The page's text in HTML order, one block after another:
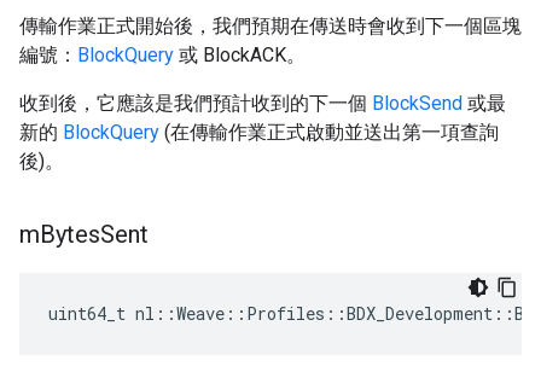
傳輸作業正式開始後，我們預期在傳送時會收到下一個區塊
編號： BlockQuery 或 BlockACK。
收到後，它應該是我們預計收到的下一個 BlockSend 或最
新的 BlockQuery (在傳輸作業正式啟動並送出第一項查詢
後)。
mBytesSent
uint64_t